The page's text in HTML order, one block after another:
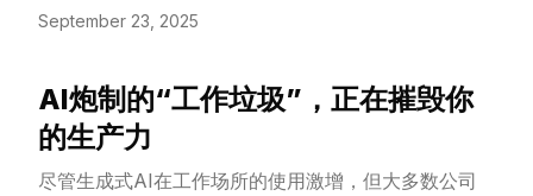
的感觉越来越像 90 年代末用拨号调制解调器上网了。
September 23, 2025
AI炮制的“工作垃圾”，正在摧毁你
的生产力
尽管生成式AI在工作场所的使用激增，但大多数公司
View Article